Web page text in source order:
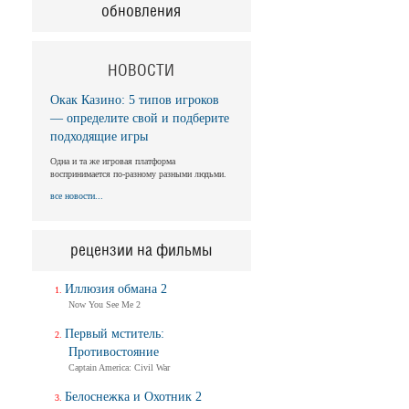
обновления
НОВОСТИ
Окак Казино: 5 типов игроков
— определите свой и подберите
подходящие игры
Одна и та же игровая платформа
воспринимается по-разному разными людьми.
все новости...
рецензии на фильмы
Иллюзия обмана 2
Now You See Me 2
Первый мститель:
Противостояние
Captain America: Civil War
Белоснежка и Охотник 2